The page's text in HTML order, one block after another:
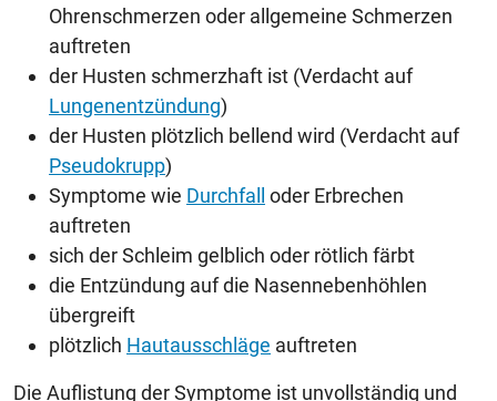
Ohrenschmerzen oder allgemeine Schmerzen
auftreten
der Husten schmerzhaft ist (Verdacht auf
Lungenentzündung)
der Husten plötzlich bellend wird (Verdacht auf
Pseudokrupp)
Symptome wie Durchfall
oder Erbrechen
auftreten
sich der Schleim gelblich oder rötlich färbt
die Entzündung auf die Nasennebenhöhlen
übergreift
plötzlich Hautausschläge auftreten
Die Auflistung der Symptome ist unvollständig und